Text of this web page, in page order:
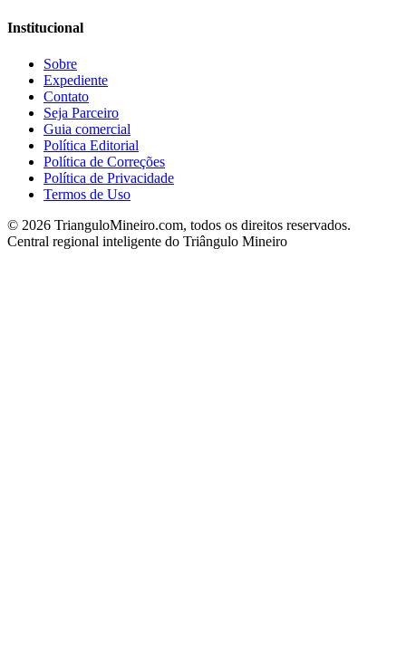
Institucional
Sobre
Expediente
Contato
Seja Parceiro
Guia comercial
Política Editorial
Política de Correções
Política de Privacidade
Termos de Uso
© 2026 TrianguloMineiro.com, todos os direitos reservados.
Central regional inteligente do Triângulo Mineiro